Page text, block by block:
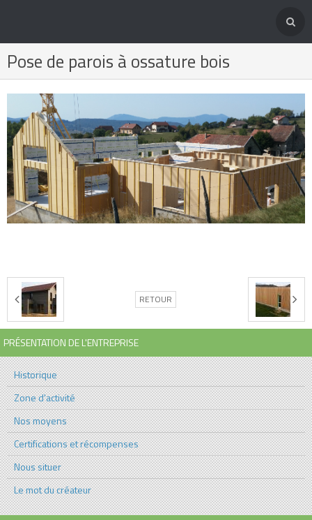
Présentation de l'entreprise
Accueil
Album photos
Contact
Pose de parois à ossature bois
RETOUR
PRÉSENTATION DE L'ENTREPRISE
Historique
Zone d'activité
Nos moyens
Certifications et récompenses
Nous situer
Le mot du créateur